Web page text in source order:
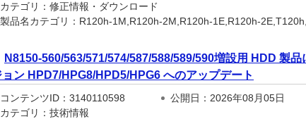
カテゴリ：修正情報・ダウンロード
製品名カテゴリ：R120h-1M,R120h-2M,R120h-1E,R120h-
N8150-560/563/571/574/587/588/589/590増設用 HDD 製
ョン HPD7/HPG8/HPD5/HPG6 へのアップデート
コンテンツID：3140110598 公開日：2026年08月05日
カテゴリ：技術情報